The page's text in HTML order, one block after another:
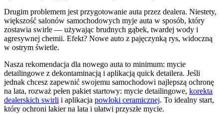
Drugim problemem jest przygotowanie auta przez dealera. Niestety,
większość salonów samochodowych myje auta w sposób, który
zostawia swirle — używając brudnych gąbek, twardej wody i
agresywnej chemii. Efekt? Nowe auto z pajęczynką rys, widoczną
w ostrym świetle.
Nasza rekomendacja dla nowego auta to minimum: mycie
detailingowe z dekontaminacją i aplikacją quick detailera. Jeśli
jednak chcesz zapewnić swojemu samochodowi najlepszą ochronę
na lata, rozważ pełen pakiet startowy: mycie detailingowe, korekta
dealerskich swirli i aplikacja powłoki ceramicznej. To idealny start,
który ochroni lakier na lata i ułatwi przyszłe mycie.